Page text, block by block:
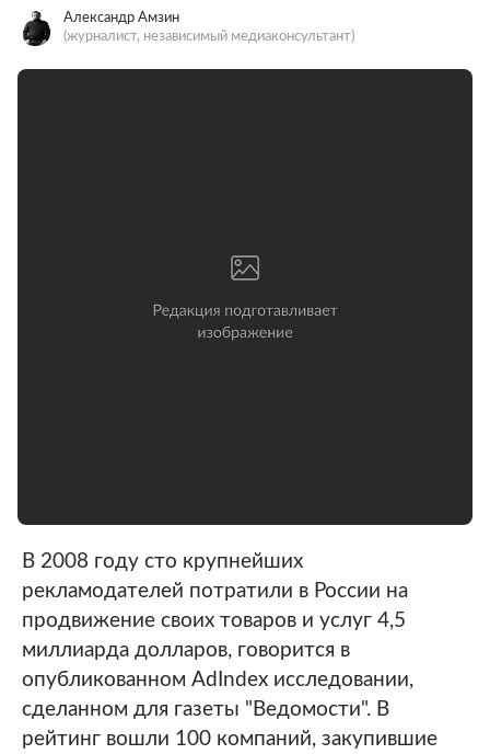
Александр Амзин
(журналист, независимый медиаконсультант)
В 2008 году сто крупнейших
рекламодателей потратили в России на
продвижение своих товаров и услуг 4,5
миллиарда долларов, говорится в
опубликованном AdIndex исследовании,
сделанном для газеты "Ведомости". В
рейтинг вошли 100 компаний, закупившие